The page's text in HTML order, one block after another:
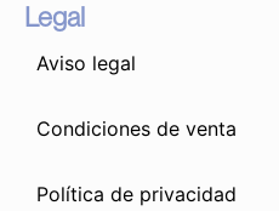
Legal
Aviso legal
Condiciones de venta
Política de privacidad